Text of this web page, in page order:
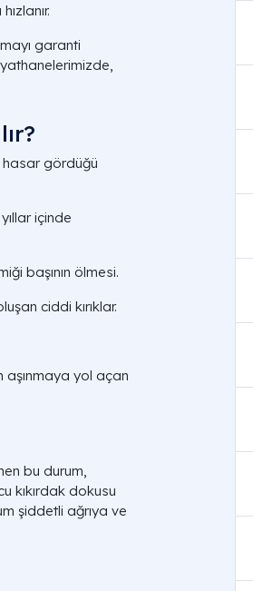
garanti
hasar gördüğü
içinde
başının ölmesi.
ciddi kırıklar.
yol açan
bu durum,
kıkırdak dokusu
şiddetli ağrıya ve